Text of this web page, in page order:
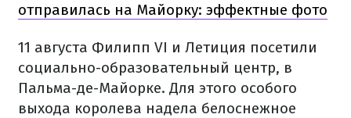
отправилась на Майорку: эффектные фото
11 августа Филипп VI и Летиция посетили
социально-образовательный центр, в
Пальма-де-Майорке. Для этого особого
выхода королева надела белоснежное